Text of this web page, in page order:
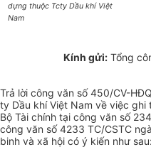
dựng thuộc Tcty Dầu khí Việt
Nam
Kính gửi: Tổng
Trả lời công văn số 450/CV-
ty Dầu khí Việt Nam về việc
Bộ Tài chính tại công văn số
công văn số 4233 TC/CSTC
binh và xã hội có ý kiến như sau: